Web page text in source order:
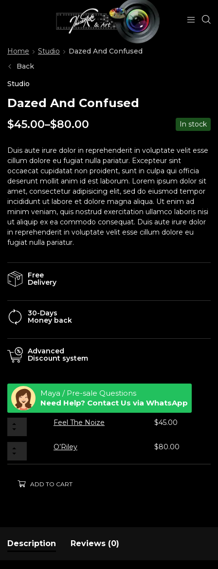
Home Studio
Dazed And Confused
Back
Studio
Dazed And Confused
$45.00–$80.00 In stock
Duis aute irure dolor in reprehenderit in voluptate velit esse
cillum dolore eu fugiat nulla pariatur. Excepteur sint
occaecat cupidatat non proident, sunt in culpa qui officia
deserunt mollit anim id est laborum. Lorem ipsum dolor sit
amet, consectetur adipisicing elit, sed do eiusmod tempor
incididunt ut labore et dolore magna aliqua. Ut enim ad
minim veniam, quis nostrud exercitation ullamco laboris nisi
ut aliquip ex ea commodo consequat. Duis aute irure dolor
in reprehenderit in voluptate velit esse cillum dolore eu
fugiat nulla pariatur.
Free
Delivery
30-Days
Money back
Advanced
Discount system
Maya / Pre-sale Questions
Need Help? Contact Us via WhatsApp
Feel The Noize $45.00
O’Riley $80.00
ADD TO CART
Description Reviews (0)